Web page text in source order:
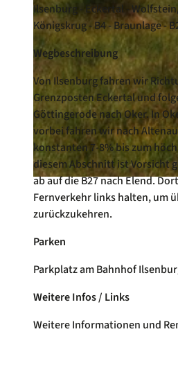
© Touristinformation Blankenburg, Harz: Magische
© Andreas Lehmberg, Harz: Magische Gebirgswelt |
Ilsenburg - Eckertal -
Königskrug - B4 - Braunlage -
Wegbeschreibung
Von Ilsenburg fahren wir
Grenzposten Eckertal und
Göttingerode nach Oker. In
vorbei fahren wir nach
konstanten 7-8% bis zum
diesem Abschnitt ist Vorsicht
ab auf die B27 nach Elend.
Fernverkehr links halten, um
zurückzukehren.
Parken
Parkplatz am Bahnhof
Weitere Infos / Links
Weitere Informationen und